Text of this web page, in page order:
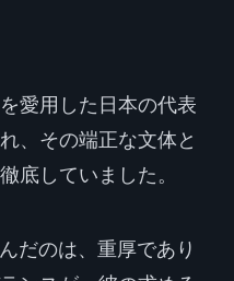
愛用した日本の代表
、その端正な文体と
底していました。
だのは、重厚であり